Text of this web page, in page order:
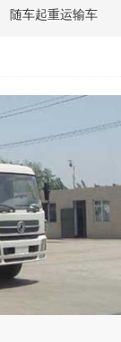
随车起重运输车